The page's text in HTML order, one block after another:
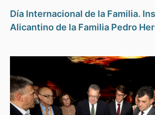
Día Internacional de la Familia.
Alicantino de la Familia Pedro